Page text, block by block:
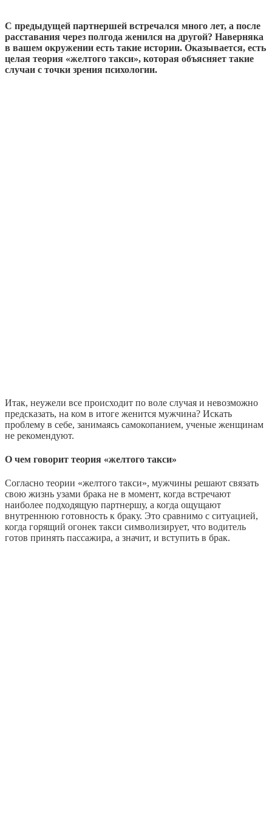
С предыдущей партнершей встречался много лет, а после
расставания через полгода женился на другой? Наверняка
в вашем окружении есть такие истории. Оказывается, есть
целая теория «желтого такси», которая объясняет такие
случаи с точки зрения психологии.
Итак, неужели все происходит по воле случая и невозможно
предсказать, на ком в итоге женится мужчина? Искать
проблему в себе, занимаясь самокопанием, ученые женщинам
не рекомендуют.
О чем говорит теория «желтого такси»
Согласно теории «желтого такси», мужчины решают связать
свою жизнь узами брака не в момент, когда встречают
наиболее подходящую партнершу, а когда ощущают
внутреннюю готовность к браку. Это сравнимо с ситуацией,
когда горящий огонек такси символизирует, что водитель
готов принять пассажира, а значит, и вступить в брак.